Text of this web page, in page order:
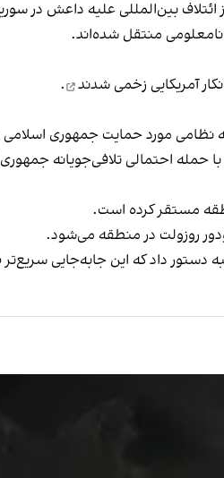
نامعلومی منتقل شده‌اند.
زخمی شدند
.
نظامی مورد حمایت جمهوری
حمله احتمالی تلافی‌جویانه
مستقر کرده است.
روزولت در منطقه می‌شود.
دستور داد که این جابه‌جایی